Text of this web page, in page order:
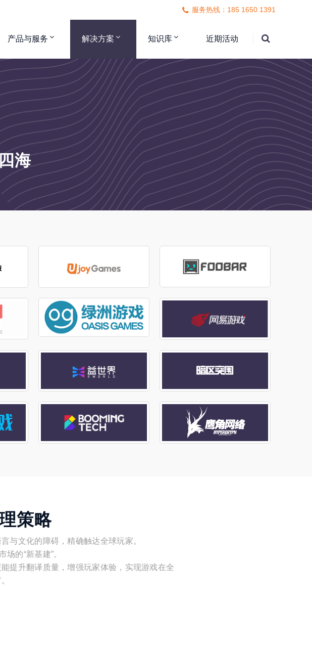
服务热线：185 1650 1391
产品与服务 解决方案 知识库 近期活动
海
策略
与文化的障碍，精确触达全球玩家。
的“新基建”。
提升翻译质量，增强玩家体验，实现游戏在全